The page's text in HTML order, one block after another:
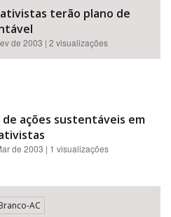
terão plano de
de 2003 | 2 visualizações
ações sustentáveis em
de 2003 | 1 visualizações
AC